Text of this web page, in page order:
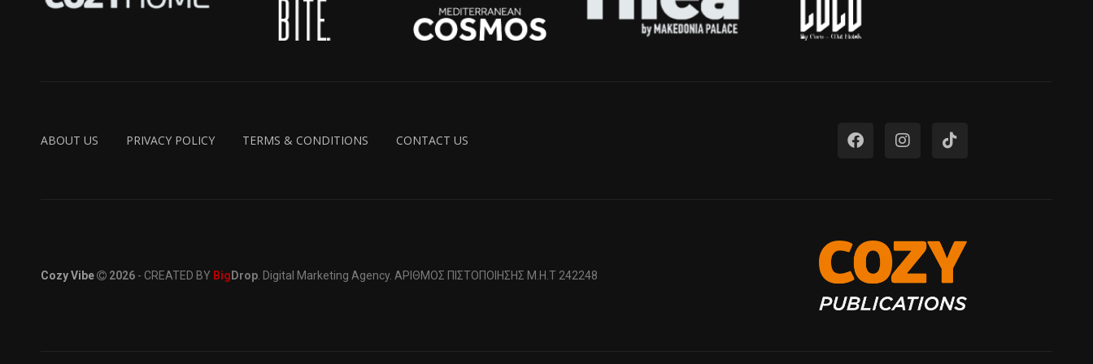
ABOUT US PRIVACY POLICY TERMS & CONDITIONS CONTACT US
Cozy Vibe 2026 - CREATED BY Big Drop . Digital Marketing Agency. ΑΡΙΘΜΟΣ ΠΙΣΤΟΠΟΙΗΣΗΣ Μ.Η.Τ 242248